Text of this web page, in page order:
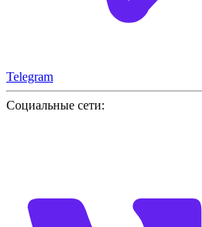
Telegram
Социальные сети: